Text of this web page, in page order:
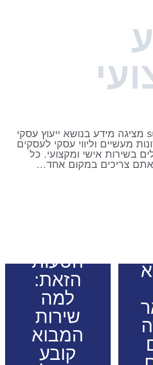
חברת success מציגה מידע בנושא ייעוץ עסקי
מעשיים וליווי עסקי לעסקים
בשירות אישי ומקצועי. כל
צריכים במקום אחד…
הטעות
הזאת:
למה
שירות
המבוא
קובע